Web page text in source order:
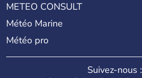
METEO CONSULT
Météo Marine
Météo pro
Suivez-nous :